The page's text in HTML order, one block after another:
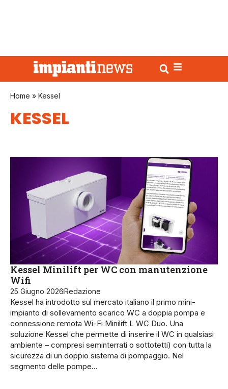
Home » Kessel
KESSEL
Kessel Minilift per WC con manutenzione
Wifi
25 Giugno 2026Redazione
Kessel ha introdotto sul mercato italiano il primo mini-
impianto di sollevamento scarico WC a doppia pompa e
connessione remota Wi-Fi Minilift L WC Duo. Una
soluzione Kessel che permette di inserire il WC in qualsiasi
ambiente – compresi seminterrati o sottotetti) con tutta la
sicurezza di un doppio sistema di pompaggio. Nel
segmento delle pompe…